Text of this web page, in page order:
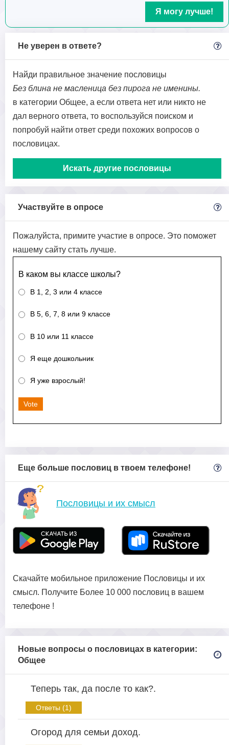
Я могу лучше!
Не уверен в ответе?
Найди правильное значение пословицы
Без блина не масленица без пирога не именины.
в категории Общее, а если ответа нет или никто не
дал верного ответа, то воспользуйся поиском и
попробуй найти ответ среди похожих вопросов о
пословицах.
Искать другие пословицы
Участвуйте в опросе
Пожалуйста, примите участие в опросе. Это поможет
нашему сайту стать лучше.
В каком вы классе школы?
В 1, 2, 3 или 4 классе
В 5, 6, 7, 8 или 9 классе
В 10 или 11 классе
Я еще дошкольник
Я уже взрослый!
Vote
Еще больше пословиц в твоем телефоне!
Пословицы и их смысл
Скачайте мобильное приложение Пословицы и их
смысл. Получите Более 10 000 пословиц в вашем
телефоне !
Новые вопросы о пословицах в категории:
Общее
Теперь так, да после то как?.
Ответы (1)
Огород для семьи доход.